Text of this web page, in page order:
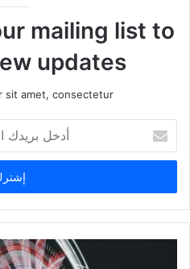
mailing list to
updates!
sit amet, consectetur.
بريدك
الإلكتروني